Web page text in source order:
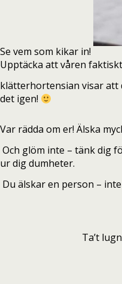
Se vem som kikar in!
Upptäcka att våren
klätterhortensian visar att
det igen!
Var rädda om er! Älska
Och glöm inte – tänk dig
ur dig dumheter.
Du älskar en person –
Ta’t